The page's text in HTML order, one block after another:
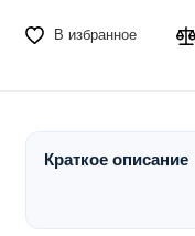
В избранное
Краткое описание